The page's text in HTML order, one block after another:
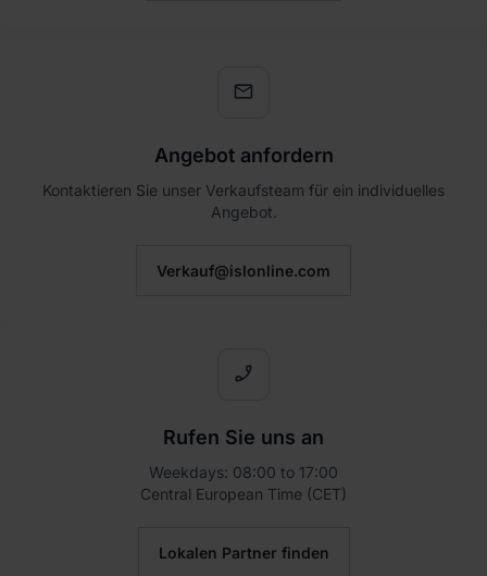
mail
Angebot anfordern
Kontaktieren Sie unser Verkaufsteam für ein individuelles
Angebot.
Verkauf@islonline.com
phone_enabled
Rufen Sie uns an
Weekdays: 08:00 to 17:00
Central European Time (CET)
Lokalen Partner finden